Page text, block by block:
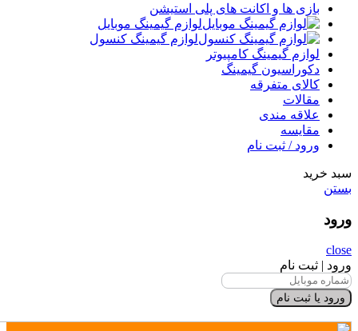
بازی ها و اکانت های پلی استیشن
لوازم گیمینگ موبایل
لوازم گیمینگ کنسول
لوازم گیمینگ کامپیوتر
دکوراسیون گیمینگ
کالای متفرقه
مقالات
علاقه مندی
مقایسه
ورود / ثبت نام
سبد خرید
بستن
ورود
close
ورود | ثبت نام
ورود یا ثبت نام